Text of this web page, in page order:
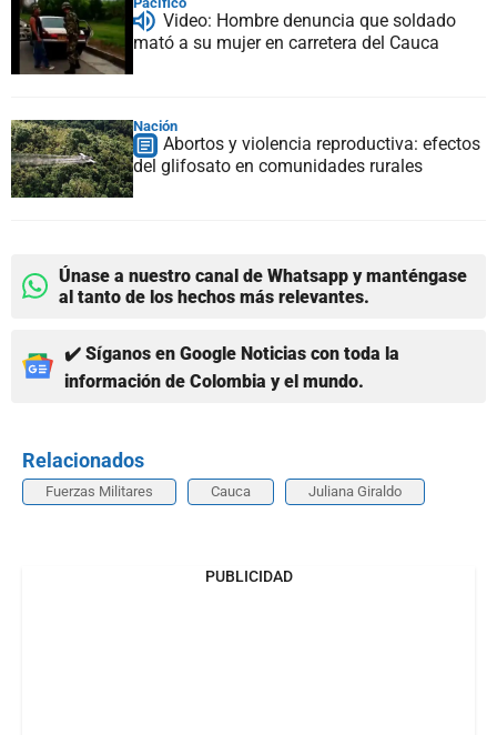
Video: Hombre denuncia que soldado
mató a su mujer en carretera del Cauca
Nación
Abortos y violencia reproductiva: efectos
del glifosato en comunidades rurales
Únase a nuestro canal de Whatsapp y manténgase
al tanto de los hechos más relevantes.
✔️ Síganos en Google Noticias con toda la
información de Colombia y el mundo.
Relacionados
Fuerzas Militares Cauca Juliana Giraldo
PUBLICIDAD